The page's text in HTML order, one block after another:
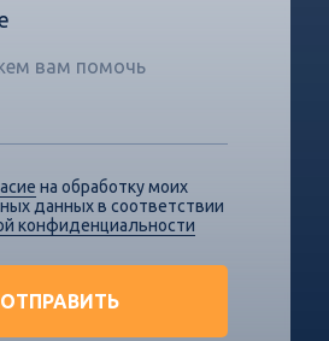
на обработку моих
данных в соответствии
конфиденциальности
ОТПРАВИТЬ